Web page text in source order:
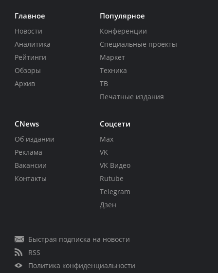
Главное
Новости
Аналитика
Рейтинги
Обзоры
Архив
Популярное
Конференции
Специальные проекты
Маркет
Техника
ТВ
Печатные издания
CNews
Об издании
Реклама
Вакансии
Контакты
Соцсети
Max
VK
VK Видео
Rutube
Telegram
Дзен
Быстрая подписка на новости
RSS
Политика конфиденциальности